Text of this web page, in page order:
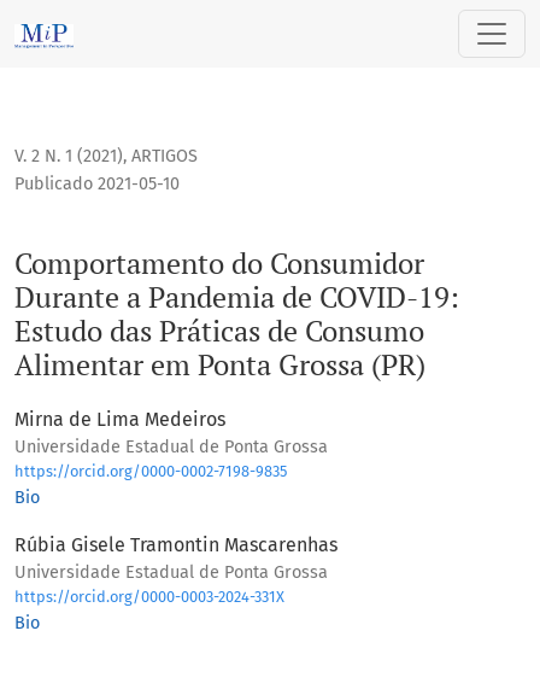
Comportamento do Consumidor Durante a Pandemia de
V. 2 N. 1 (2021), ARTIGOS
Comportamento do Consumidor
Durante a Pandemia de COVID-19:
Estudo das Práticas de Consumo
Alimentar em Ponta Grossa (PR)
Publicado 2021-05-10
Mirna de Lima Medeiros
Universidade Estadual de Ponta Grossa
https://orcid.org/0000-0002-7198-9835
Bio
Rúbia Gisele Tramontin Mascarenhas
Universidade Estadual de Ponta Grossa
https://orcid.org/0000-0003-2024-331X
Bio